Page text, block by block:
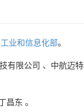
工业和信息化部。
有限公司 、 中航迈
昌东 。